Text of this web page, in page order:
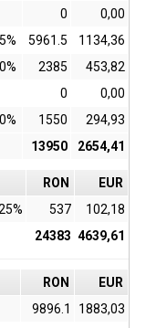
0
0,00
5961.5
1134,36
2385
453,82
0
0,00
1550
294,93
13950 2654,41
RON
EUR
537
102,18
24383 4639,61
RON
EUR
9896.1
1883,03